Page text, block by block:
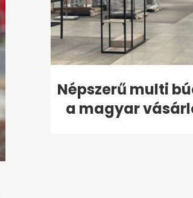
Népszerű multi
a magyar